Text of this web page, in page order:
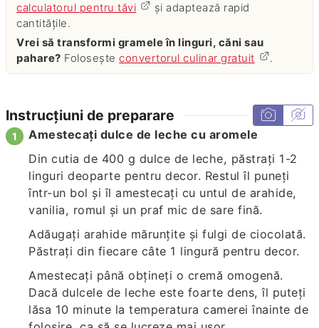
calculatorul pentru tăvi
și adaptează rapid
cantitățile.
Vrei să transformi gramele în linguri, căni sau
pahare? Foloseșteconvertorul culinar gratuit .
Instrucțiuni de preparare
Amestecați dulce de leche cu aromele
Din cutia de 400 g dulce de leche, păstrați 1-2
linguri deoparte pentru decor. Restul îl puneți
într-un bol și îl amestecați cu untul de arahide,
vanilia, romul și un praf mic de sare fină.
Adăugați arahide mărunțite și fulgi de ciocolată.
Păstrați din fiecare câte 1 lingură pentru decor.
Amestecați până obțineți o cremă omogenă.
Dacă dulcele de leche este foarte dens, îl puteți
lăsa 10 minute la temperatura camerei înainte de